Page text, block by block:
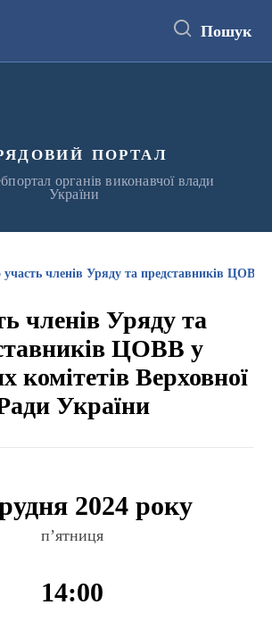
Пошук
портал
органів виконавчої влади
України
членів Уряду та представників ЦОВВ
членів Уряду та
ЦОВВ у
комітетів Верховної
України
2024 року
п’ятниця
14:00